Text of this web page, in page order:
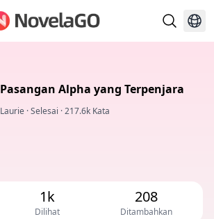
Pasangan Alpha yang Terpenjara
Laurie ·Selesai ·217.6k Kata
1k
Dilihat
208
Ditambahkan